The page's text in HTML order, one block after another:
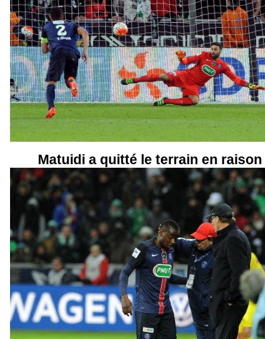
Matuidi a quitté le terrain en